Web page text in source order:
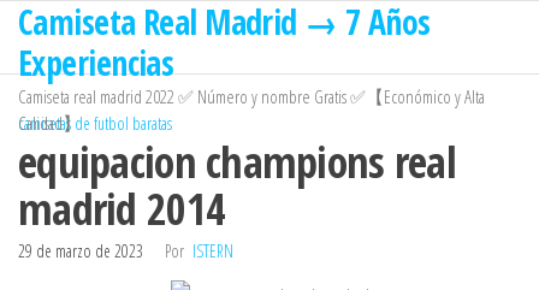
Saltar
contenido
Camiseta Real Madrid → 7 Años
Experiencias
Camiseta real madrid 2022 ✅ Número y nombre Gratis ✅【Económico y Alta
Calidad】
camisetas de futbol baratas
equipacion champions real
madrid 2014
29 de marzo de 2023 Por ISTERN